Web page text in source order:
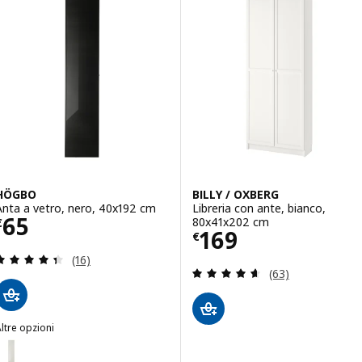
a vetro, nero, 40x192 cm
65 € 65
Recensione: 4.4 fuori da 5 stelle. Totale
(16)
opzioni
BILLY / OXBERG
Libreria con ante, bianco,
80x41x202 cm
€169
Prezzo € 169
Recensione:
(63)